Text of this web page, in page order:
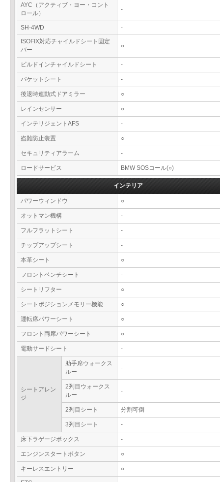
AYC（アクティブ・ヨー・コント
ロール）
-
SH-4WD
-
ISOFIX対応チャイルドシート固定
バー
○
ビルドインチャイルドシート -
バケットシート -
後退時連動式ドアミラー ○
レインセンサー ○
インテリジェントAFS -
盗難防止装置 ○
セキュリティアラーム -
ロードサービス BMW SOSコール(○)
インテリア
パワーウィンドウ ○
オットマン機構 -
フルフラットシート -
チップアップシート -
本革シート ○
フロントベンチシート -
シートリフター ○
シートポジションメモリー機能 ○
運転席パワーシート ○
フロント両席パワーシート ○
電動サードシート -
シートアレン
ジ
助手席ウォークス
ルー
-
2列目ウォークス
ルー
-
2列目シート 分割可倒
3列目シート -
床下ラゲージボックス -
エンジンスタートボタン ○
キーレスエントリー ○